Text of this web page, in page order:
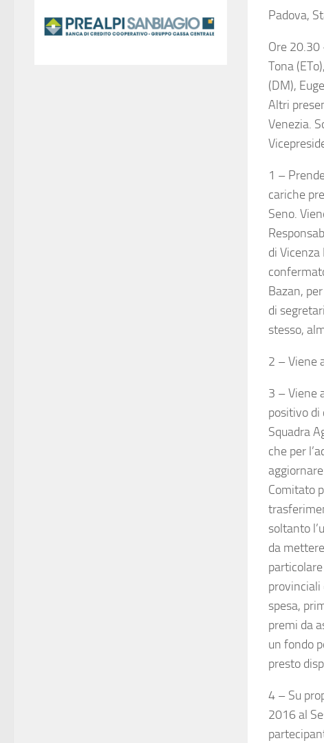
Padova,
Ore 20.30
Tona
(DM),
Altri
Venezia.
1 –
cariche
Seno.
di
Bazan,
di
stesso,
2 – Viene
3 – Viene
positivo di
Squadra
che per
Comitato
soltanto
da
provinciali
spesa,
premi da
un fondo
presto
4 – Su
2016 al